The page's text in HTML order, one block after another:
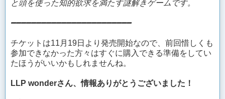
と頭を使った知的欲求を満たす謎解きゲームです。
━━━━━━━━━━━━━━━━━━━━━━━━
チケットは11月19日より発売開始なので、前回惜しくも
参加できなかった方々はすぐに購入できる準備をしてい
たほうがいいかもしれませんね。
LLP wonderさん、情報ありがとうございました！